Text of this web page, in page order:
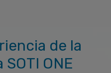
de la
ONE